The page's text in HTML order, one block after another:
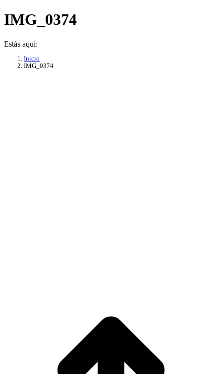
IMG_0374
Estás aquí:
Inicio
IMG_0374